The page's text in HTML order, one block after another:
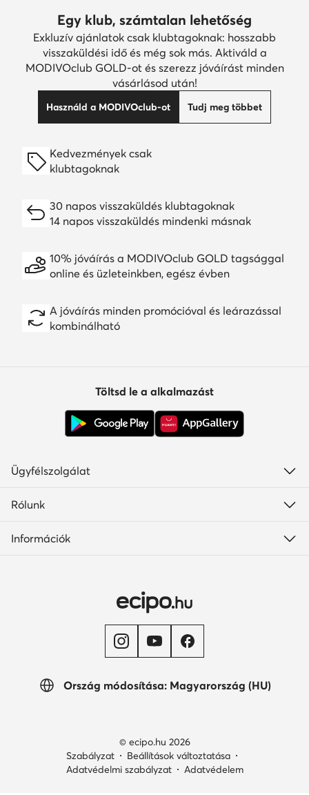
Egy klub, számtalan lehetőség
Exkluzív ajánlatok csak klubtagoknak: hosszabb
visszaküldési idő és még sok más. Aktiváld a
MODIVOclub GOLD-ot és szerezz jóváírást minden
vásárlásod után!
Használd a MODIVOclub-ot Tudj meg többet
Kedvezmények csak
klubtagoknak
30 napos visszaküldés klubtagoknak
14 napos visszaküldés mindenki másnak
10% jóváírás a MODIVOclub GOLD tagsággal
online és üzleteinkben, egész évben
A jóváírás minden promócióval és leárazással
kombinálható
Ország módosítása: Magyarország (HU)
Töltsd le a alkalmazást
Ügyfélszolgálat
Rólunk
Információk
© ecipo.hu 2026
Szabályzat
Beállítások változtatása
Adatvédelmi szabályzat
Adatvédelem